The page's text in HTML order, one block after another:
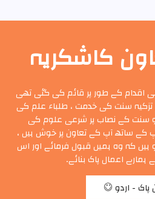
کاشکریہ
اقدام کے طور پر قائم کی گئی تھی
تزکیہ سنت کی خدمت ، طلباء علم کی
و سنت کے نصاب پر شرعی علوم کی
کے ساتھ آپ کے تعاون پر خوش ہیں ،
ہیں کہ وہ ہمیں قبول فرمائے اور اس
اعمال پاک بنائے۔
پاک - اردو